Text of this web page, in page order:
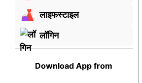
लाइफस्टाइल
लॉगिन
Download App from